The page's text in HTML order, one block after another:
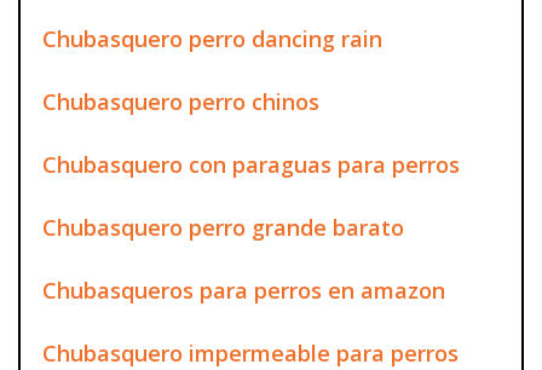
Chubasquero perro dancing rain
Chubasquero perro chinos
Chubasquero con paraguas para perros
Chubasquero perro grande barato
Chubasqueros para perros en amazon
Chubasquero impermeable para perros